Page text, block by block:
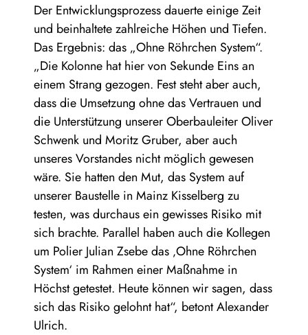
Der Entwicklungsprozess dauerte einige Zeit
und beinhaltete zahlreiche Höhen und Tiefen.
Das Ergebnis: das „Ohne Röhrchen System“.
„Die Kolonne hat hier von Sekunde Eins an
einem Strang gezogen. Fest steht aber auch,
dass die Umsetzung ohne das Vertrauen und
die Unterstützung unserer Oberbauleiter Oliver
Schwenk und Moritz Gruber, aber auch
unseres Vorstandes nicht möglich gewesen
wäre. Sie hatten den Mut, das System auf
unserer Baustelle in Mainz Kisselberg zu
testen, was durchaus ein gewisses Risiko mit
sich brachte. Parallel haben auch die Kollegen
um Polier Julian Zsebe das ‚Ohne Röhrchen
System‘ im Rahmen einer Maßnahme in
Höchst getestet. Heute können wir sagen, dass
sich das Risiko gelohnt hat“, betont Alexander
Ulrich.